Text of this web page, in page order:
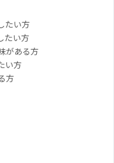
たい方
たい方
がある方
い方
方